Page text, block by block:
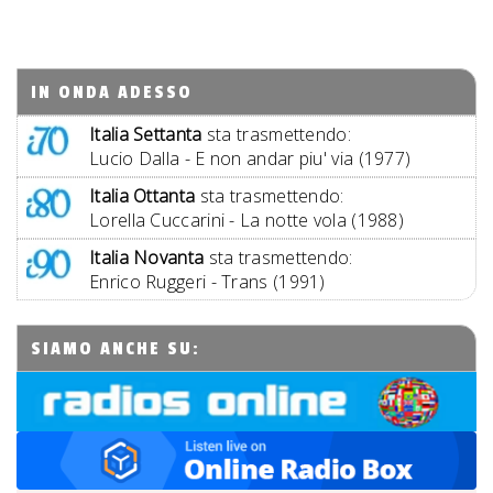
IN ONDA ADESSO
Italia Settanta sta trasmettendo:
Lucio Dalla - E non andar piu' via (1977)
Italia Ottanta sta trasmettendo:
Lorella Cuccarini - La notte vola (1988)
Italia Novanta sta trasmettendo:
Enrico Ruggeri - Trans (1991)
SIAMO ANCHE SU: